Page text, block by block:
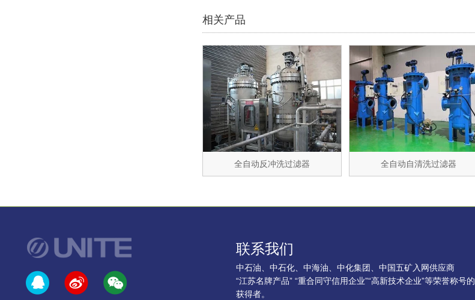
相关产品
全自动反冲洗过滤器 全自动自清洗过滤器
联系我们
中石油、中石化、中海油、中化集团、中国五矿入网供应商
“江苏名牌产品” “重合同守信用企业”“高新技术企业”等荣誉称号的
获得者。